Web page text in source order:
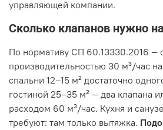
управляющей компании.
Сколько клапанов нужно
По нормативу СП 60.13330.2016 —
производительностью 30 м³/час
спальни 12–15 м² достаточно
гостиной 25–35 м² — два клапана
расходом 60 м³/час. Кухня и
требуют: там только вытяжка.